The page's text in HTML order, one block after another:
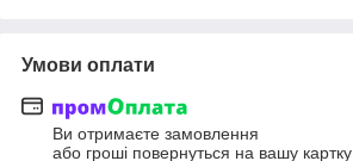
Умови оплати
Ви отримаєте замовлення
або гроші повернуться на вашу картку